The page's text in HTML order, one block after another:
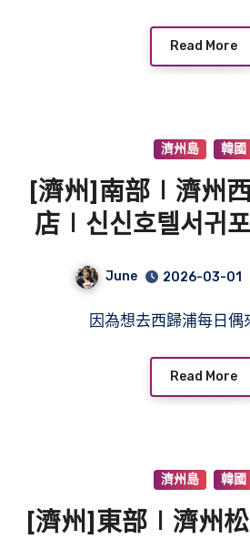
Read More
濟州島 韓國
[濟州]南部∣濟州
店∣신신호텔서귀
June 2026-03-01
因為想去西歸浦每日
Read More
濟州島 韓國
[濟州]東部∣濟州松